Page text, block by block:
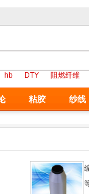
hb DTY 阻燃纤维
粘胶 纱线